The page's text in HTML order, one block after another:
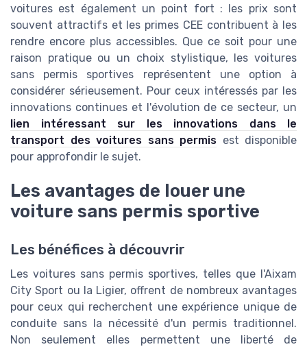
voitures est également un point fort : les prix sont
souvent attractifs et les primes CEE contribuent à les
rendre encore plus accessibles. Que ce soit pour une
raison pratique ou un choix stylistique, les voitures
sans permis sportives représentent une option à
considérer sérieusement. Pour ceux intéressés par les
innovations continues et l'évolution de ce secteur, un
lien intéressant sur les innovations dans le
transport des voitures sans permis est disponible
pour approfondir le sujet.
Les avantages de louer une
voiture sans permis sportive
Les bénéfices à découvrir
Les voitures sans permis sportives, telles que l'Aixam
City Sport ou la Ligier, offrent de nombreux avantages
pour ceux qui recherchent une expérience unique de
conduite sans la nécessité d'un permis traditionnel.
Non seulement elles permettent une liberté de